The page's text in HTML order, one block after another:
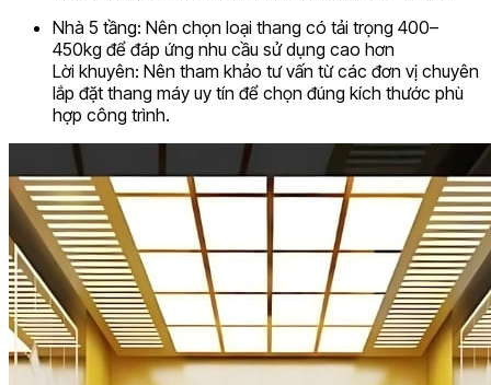
Nhà 5 tầng: Nên chọn loại thang có tải trọng 400–
450kg để đáp ứng nhu cầu sử dụng cao hơn
Lời khuyên: Nên tham khảo tư vấn từ các đơn vị chuyên
lắp đặt thang máy uy tín để chọn đúng kích thước phù
hợp công trình.